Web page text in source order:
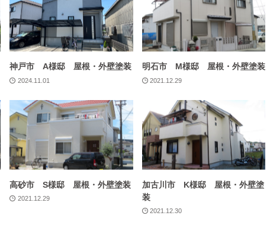
神戸市 A様邸 屋根・外壁塗装
2024.11.01
明石市 M様邸 屋根・外壁塗装
2021.12.29
高砂市 S様邸 屋根・外壁塗装
2021.12.29
加古川市 K様邸 屋根・外壁塗
装
2021.12.30